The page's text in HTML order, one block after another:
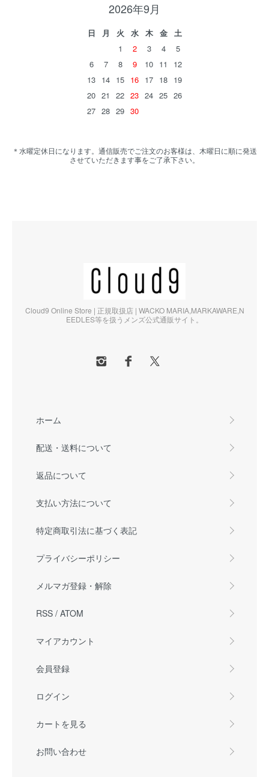
2026年9月
日 月 火 水 木 金
土
1
2 3 4
5
6
7 8 9 10 11
12
13 14 15 16 17 18 19
20 21 22 23 24 25 26
27 28 29 30
＊水曜定休日になります。通信販売でご注文のお客様は、木曜日に順に発送
させていただきます事をご了承下さい。
Cloud9 Online Store | 正規取扱店 | WACKO MARIA,MARKAWARE,N
EEDLES等を扱うメンズ公式通販サイト。
ホーム
配送・送料について
返品について
支払い方法について
特定商取引法に基づく表記
プライバシーポリシー
メルマガ登録・解除
RSS / ATOM
マイアカウント
会員登録
ログイン
カートを見る
お問い合わせ